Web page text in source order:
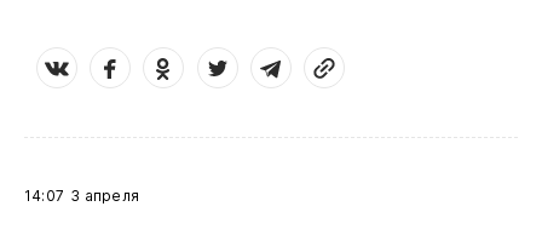
14:07 3 апреля